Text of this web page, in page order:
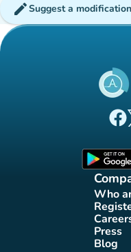
editSuggest a modification
Who
Press
Blog